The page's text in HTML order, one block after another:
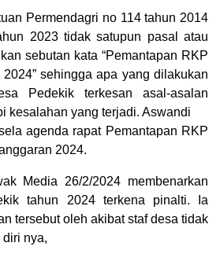
Permendagri no 114 tahun 2014
2023 tidak satupun pasal atau
sebutan kata “Pemantapan RKP
sehingga apa yang dilakukan
Pedekik terkesan asal-asalan
kesalahan yang terjadi. Aswandi
agenda rapat Pemantapan RKP
2024.
Media 26/2/2024 membenarkan
tahun 2024 terkena pinalti. Ia
tersebut oleh akibat staf desa tidak
diri nya,